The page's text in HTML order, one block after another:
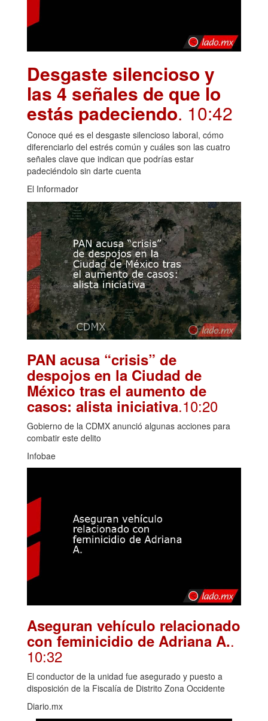
Desgaste silencioso y
las 4 señales de que lo
estás padeciendo. 10:42
Conoce qué es el desgaste silencioso laboral, cómo
diferenciarlo del estrés común y cuáles son las cuatro
señales clave que indican que podrías estar
padeciéndolo sin darte cuenta
El Informador
PAN acusa “crisis” de
despojos en la Ciudad de
México tras el aumento de
casos: alista iniciativa.10:20
Gobierno de la CDMX anunció algunas acciones para
combatir este delito
Infobae
Aseguran vehículo relacionado
con feminicidio de Adriana A..
10:32
El conductor de la unidad fue asegurado y puesto a
disposición de la Fiscalía de Distrito Zona Occidente
Diario.mx